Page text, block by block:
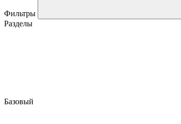
Фильтры
Разделы
Базовый